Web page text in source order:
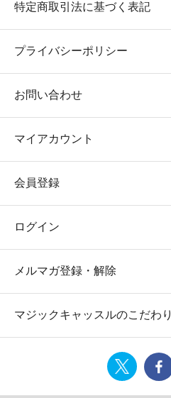
特定商取引法に基づく表記
プライバシーポリシー
お問い合わせ
マイアカウント
会員登録
ログイン
メルマガ登録・解除
マジックキャッスルのこだわり